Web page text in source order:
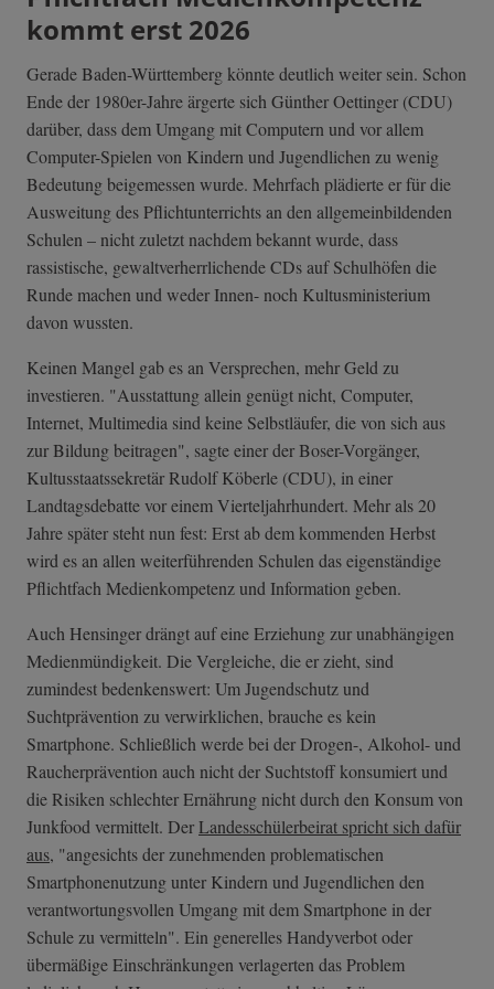
kommt erst 2026
Gerade Baden-Württemberg könnte deutlich weiter sein. Schon
Ende der 1980er-Jahre ärgerte sich Günther Oettinger (CDU)
darüber, dass dem Umgang mit Computern und vor allem
Computer-Spielen von Kindern und Jugendlichen zu wenig
Bedeutung beigemessen wurde. Mehrfach plädierte er für die
Ausweitung des Pflichtunterrichts an den allgemeinbildenden
Schulen – nicht zuletzt nachdem bekannt wurde, dass
rassistische, gewaltverherrlichende CDs auf Schulhöfen die
Runde machen und weder Innen- noch Kultusministerium
davon wussten.
Keinen Mangel gab es an Versprechen, mehr Geld zu
investieren. "Ausstattung allein genügt nicht, Computer,
Internet, Multimedia sind keine Selbstläufer, die von sich aus
zur Bildung beitragen", sagte einer der Boser-Vorgänger,
Kultusstaatssekretär Rudolf Köberle (CDU), in einer
Landtagsdebatte vor einem Vierteljahrhundert. Mehr als 20
Jahre später steht nun fest: Erst ab dem kommenden Herbst
wird es an allen weiterführenden Schulen das eigenständige
Pflichtfach Medienkompetenz und Information geben.
Auch Hensinger drängt auf eine Erziehung zur unabhängigen
Medienmündigkeit. Die Vergleiche, die er zieht, sind
zumindest bedenkenswert: Um Jugendschutz und
Suchtprävention zu verwirklichen, brauche es kein
Smartphone. Schließlich werde bei der Drogen-, Alkohol- und
Raucherprävention auch nicht der Suchtstoff konsumiert und
die Risiken schlechter Ernährung nicht durch den Konsum von
Junkfood vermittelt. DerLandesschülerbeirat spricht sich dafür
aus, "angesichts der zunehmenden problematischen
Smartphonenutzung unter Kindern und Jugendlichen den
verantwortungsvollen Umgang mit dem Smartphone in der
Schule zu vermitteln". Ein generelles Handyverbot oder
übermäßige Einschränkungen verlagerten das Problem